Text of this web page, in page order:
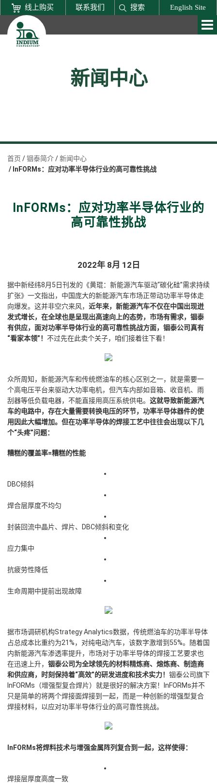
线上购买 联系我们 搜索 English Site
新闻中心
首页 铟泰简介
新闻中心
InFORMs：应对功率半导体行业的高可靠性挑战
InFORMs：应对功率半导体行业的
高可靠性挑战
2022年 8月 12日
据中新经纬8月5日刊发的《黄琨：新能源汽车驱动“碳化硅”需求持续
扩张》一文指出，中国庞大的新能源汽车市场正带动功率半导体走
向爆发。这并非空穴来风， 近年来，新能源汽车不仅在中国出现迸
发式增长，在全球也是呈现出高速向上的态势，市场有需求，铟泰
有供应，面对功率半导体行业的高可靠性挑战方面，铟泰公司真有
“看家本领”！ 不过先在此卖个关子，咱们接着往下看！
众所周知，新能源汽车和传统燃油车的核心区别之一，就是需要一
个高电压平台来驱动大功率电机，但汽车内部如音箱、收音机、雨
刮器等低负载电器，不能直接用高压系统供电。 这就导致新能源汽
车的电路中，存在大量需要转换电压的环节，功率半导体器件的使
用 因此大幅增加。 但在功率半导体的焊接工艺中往往会出现以下几
个“头疼”问题：
糟糕的覆盖率=糟糕的性能
DBC倾斜
焊合层厚度不均匀
封装回流中晶片、焊片、DBC倾斜和变化
应力集中
抗疲劳性降低
生命周期中提前出现故障
据市场调研机构Strategy Analytics数据，传统燃油车的功率半导体
占总成本比重约为21%，对纯电动汽车，该数字激增到55%。随着国
内新能源汽车渗透率提升，市场对于功率半导体的焊接工艺要求也
在迅速上升， 铟泰公司为全球领先的材料精炼商、熔炼商、制造商
和供应商，时刻保持着“高效”的研发进度和技术实力！ 铟泰公司旗下
InFORMs（增强型复合焊片）就是很好的解决方案！InFORMs并不
只是简单的将两个焊接面焊接到一起，而是一种创新的增强型复合
焊接材料，以应对功率半导体行业的高可靠性挑战。
InFORMs将焊料技术与增强金属阵列复合到一起，这样使得：
焊接层厚度高度一致